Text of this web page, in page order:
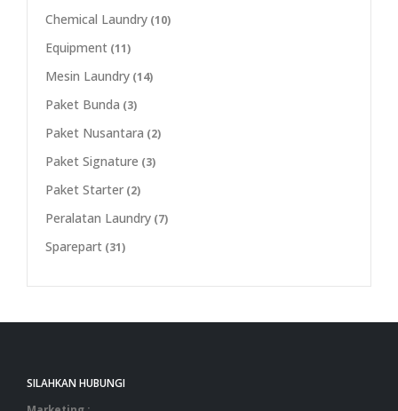
Chemical Laundry (10)
Equipment (11)
Mesin Laundry (14)
Paket Bunda (3)
Paket Nusantara (2)
Paket Signature (3)
Paket Starter (2)
Peralatan Laundry (7)
Sparepart (31)
SILAHKAN HUBUNGI